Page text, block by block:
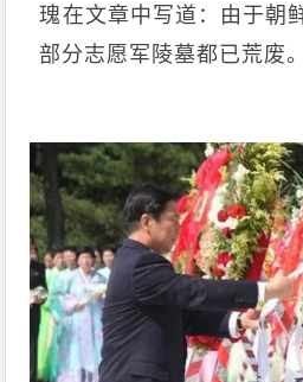
瑰在文章中写道：由于朝
部分志愿军陵墓都已荒废